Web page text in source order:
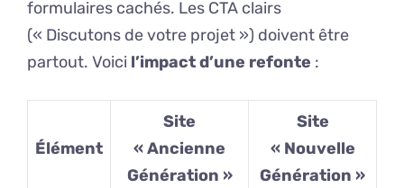
formulaires cachés. Les CTA clairs
(« Discutons de votre projet ») doivent être
partout. Voici l’impact d’une refonte :
Élément
Site
« Ancienne
Génération »
Site
« Nouvelle
Génération »